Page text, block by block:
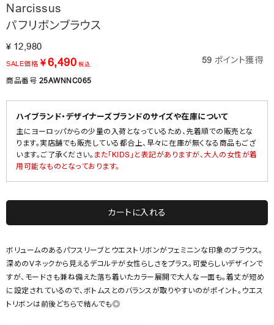
Narcissus
パフリボンブラウス
¥ 12,980
SALE価格 ¥ 6,490 税込 59 ポイント獲得
商品番号 25AWNNC065
ハイブランド・デザイナーズブランドのサイズや在庫について
主にヨーロッパからの少量の入荷となっているため、先着順での販売とな
ります。実店舗でも販売している都合上、早々に在庫が無くなる商品もござ
います。ご了承ください。 また「KIDS」と表記がありますが、大人の女性が着
用可能なものとなっております。
カートに入れる
ボリュームのあるパフスリーブとウエストリボンがフェミニンな印象のブラウス。
深めのVネックから見えるデコルテが女性らしさをプラス。可愛らしいデザインで
すが、モードさも兼ね備えた落ち着いたカラー展開で大人な一面も。着丈が短め
に設定されているので、ボトムスとのバランスが取りやすいのがポイント。ウエス
トリボンは前後どちらで結んでも◎